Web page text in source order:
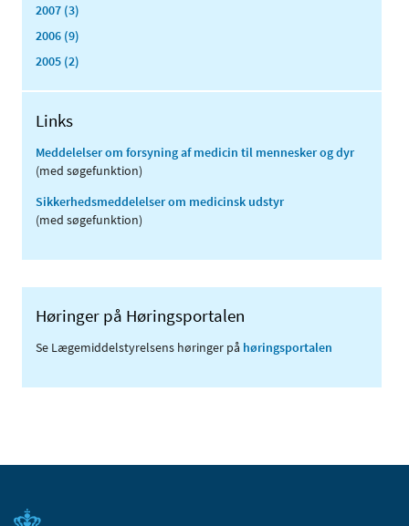
2007 (3)
2006 (9)
2005 (2)
Links
Meddelelser om forsyning af medicin til mennesker og dyr
(med søgefunktion)
Sikkerhedsmeddelelser om medicinsk udstyr
(med søgefunktion)
Høringer på Høringsportalen
Se Lægemiddelstyrelsens høringer på høringsportalen